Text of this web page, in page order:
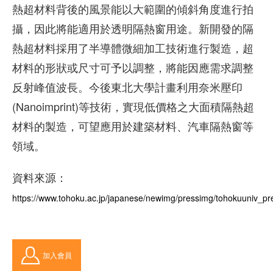
熱超材料背後的風景能以大範圍的傾斜角度進行拍
攝，因此將能適用於透明隔熱窗用途。新開發的隔
熱超材料採用了半導體微細加工技術進行製造，超
材料的形狀或尺寸可予以調整，將能因應需求調整
反射峰值波長。今後東北大學計畫利用奈米壓印
(Nanoimprint)等技術，實現低價格之大面積隔熱超
材料的製造，可望應用於建築材料、汽車隔熱窗等
領域。
資料來源：
https://www.tohoku.ac.jp/japanese/newimg/pressimg/
加入會員